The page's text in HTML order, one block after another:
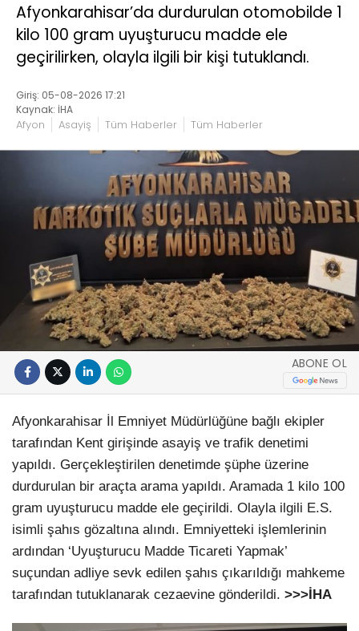
Afyonkarahisar’da durdurulan otomobilde 1
kilo 100 gram uyuşturucu madde ele
geçirilirken, olayla ilgili bir kişi tutuklandı.
Giriş: 05-08-2026 17:21
Kaynak: İHA
Afyon Asayiş Tüm Haberler Tüm Haberler
ABONE OL
Afyonkarahisar İl Emniyet Müdürlüğüne bağlı ekipler
tarafından Kent girişinde asayiş ve trafik denetimi
yapıldı. Gerçekleştirilen denetimde şüphe üzerine
durdurulan bir araçta arama yapıldı. Aramada 1 kilo 100
gram uyuşturucu madde ele geçirildi. Olayla ilgili E.S.
isimli şahıs gözaltına alındı. Emniyetteki işlemlerinin
ardından ‘Uyuşturucu Madde Ticareti Yapmak’
suçundan adliye sevk edilen şahıs çıkarıldığı mahkeme
tarafından tutuklanarak cezaevine gönderildi. >>>İHA